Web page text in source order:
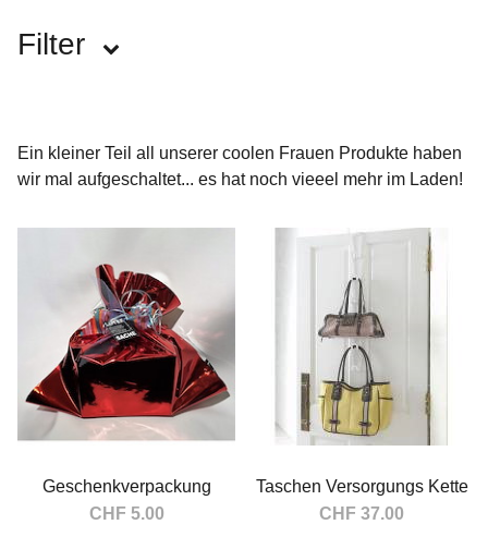
Filter
Boccia 123
Ein kleiner Teil all unserer coolen Frauen Produkte haben
wir mal aufgeschaltet... es hat noch vieeel mehr im Laden!
Geschenkverpackung
CHF 5.00
Taschen Versorgungs Kette
CHF 37.00